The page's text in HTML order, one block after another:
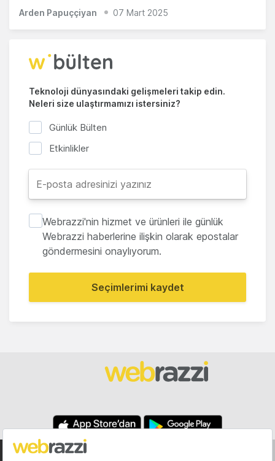
Arden Papuççiyan 07 Mart 2025
Teknoloji dünyasındaki gelişmeleri takip edin.
Neleri size ulaştırmamızı istersiniz?
Günlük Bülten
Etkinlikler
Webrazzi'nin hizmet ve ürünleri ile günlük
Webrazzi haberlerine ilişkin olarak epostalar
göndermesini onaylıyorum.
Seçimlerimi kaydet